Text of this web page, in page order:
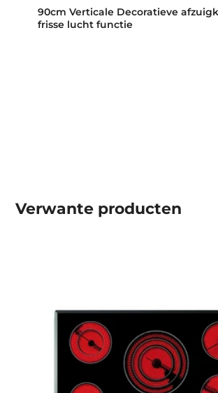
90cm Verticale Decoratieve
frisse lucht functie
Verwante producten